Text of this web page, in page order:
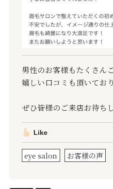
男性のお客様もたくさん
嬉しい口コミも頂いてお
ぜひ皆様のご来店お待ち
Like
eye salon お客様の声